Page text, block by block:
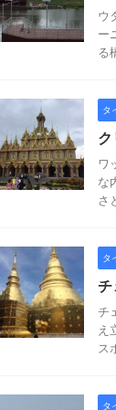
ウ
ー
る
タ
ワ
な
さ
タ
チ
チ
え
ス
タ